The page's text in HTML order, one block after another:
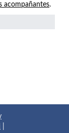
acompañantes.